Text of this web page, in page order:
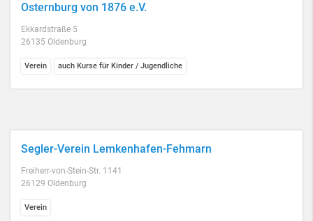
Osternburg von 1876 e.V.
Ekkardstraße 5
26135 Oldenburg
Verein auch Kurse für Kinder / Jugendliche
Segler-Verein Lemkenhafen-Fehmarn
Freiherr-von-Stein-Str. 1141
26129 Oldenburg
Verein